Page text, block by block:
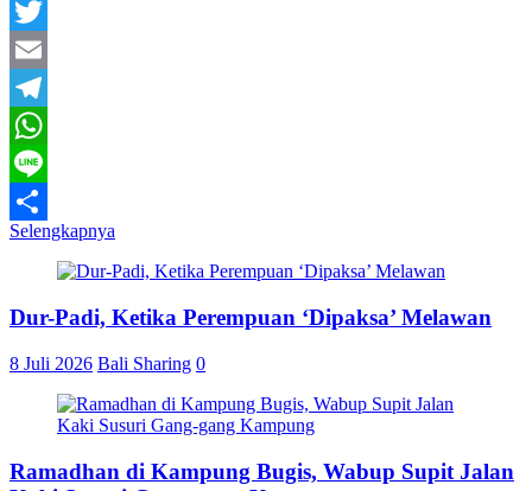
Facebook
Twitter
Email
Telegram
WhatsApp
Line
Share
Selengkapnya
Dur-Padi, Ketika Perempuan ‘Dipaksa’ Melawan
8 Juli 2026 Bali Sharing 0
Ramadhan di Kampung Bugis, Wabup Supit Jalan